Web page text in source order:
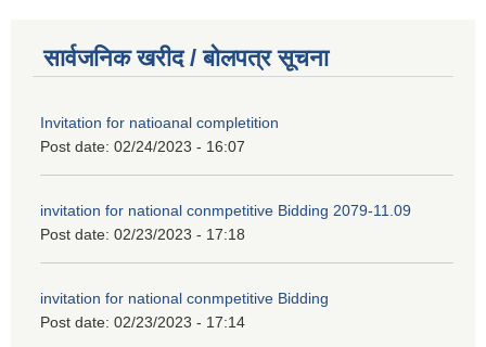
सार्वजनिक खरीद / बोलपत्र सूचना
Invitation for natioanal completition
Post date: 02/24/2023 - 16:07
invitation for national conmpetitive Bidding 2079-11.09
Post date: 02/23/2023 - 17:18
invitation for national conmpetitive Bidding
Post date: 02/23/2023 - 17:14